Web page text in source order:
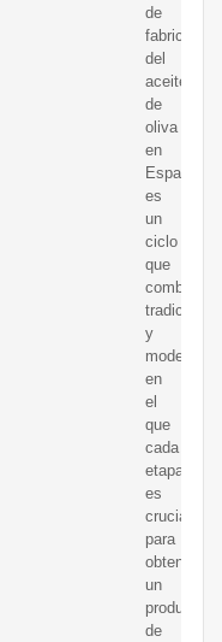
de
fabricación
del
aceite
de
oliva
en
España
es
un
ciclo
que
combina
tradición
y
en
el
que
cada
etapa
es
crucial
para
obtener
un
producto
de